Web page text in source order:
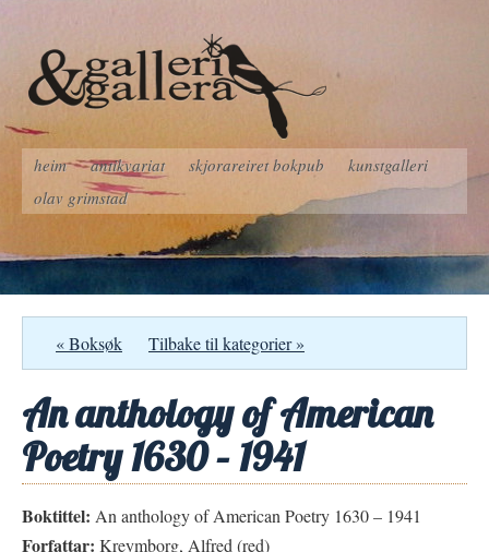
heim antikvariat skjorareiret bokpub
kunstgalleri
olav grimstad
« Boksøk Tilbake til kategorier »
An anthology of American
Poetry 1630 – 1941
Boktittel: An anthology of American Poetry 1630 – 1941
Forfattar: Kreymborg, Alfred (red)